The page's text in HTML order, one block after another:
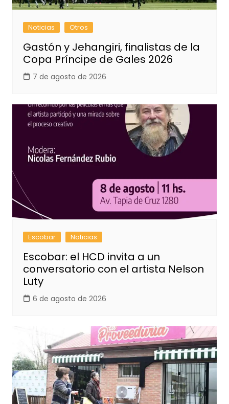
Noticias Otros
Gastón y Jehangiri, finalistas de la
Copa Príncipe de Gales 2026
7 de agosto de 2026
Escobar Noticias
Escobar: el HCD invita a un
conversatorio con el artista Nelson
Luty
6 de agosto de 2026